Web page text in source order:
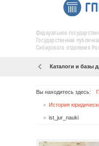
Федеральное
Государственная
Сибирского отделения
Каталоги и базы
Вы находитесь здесь:
ist_jur_nauki